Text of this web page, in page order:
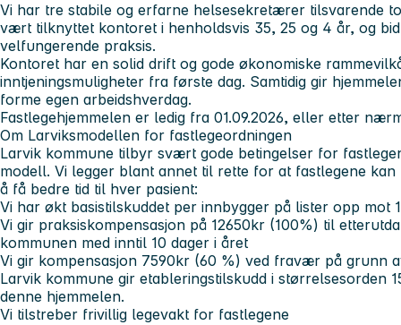
Vi har tre stabile og erfarne helsesekretærer tilsvarende
vært tilknyttet kontoret i henholdsvis 35, 25 og 4 år, og
velfungerende praksis.
Kontoret har en solid drift og gode økonomiske
inntjeningsmuligheter fra første dag. Samtidig gir
forme egen arbeidshverdag.
Fastlegehjemmelen er ledig fra 01.09.2026, eller etter
Om Larviksmodellen for fastlegeordningen
Larvik kommune tilbyr svært gode betingelser for
modell. Vi legger blant annet til rette for at fastlegene
å få bedre tid til hver pasient:
Vi har økt basistilskuddet per innbygger på lister opp mot
Vi gir praksiskompensasjon på 12650kr (100%) til
kommunen med inntil 10 dager i året
Vi gir kompensasjon 7590kr (60 %) ved fravær på grunn
Larvik kommune gir etableringstilskudd i størrelsesorden
denne hjemmelen.
Vi tilstreber frivillig legevakt for fastlegene